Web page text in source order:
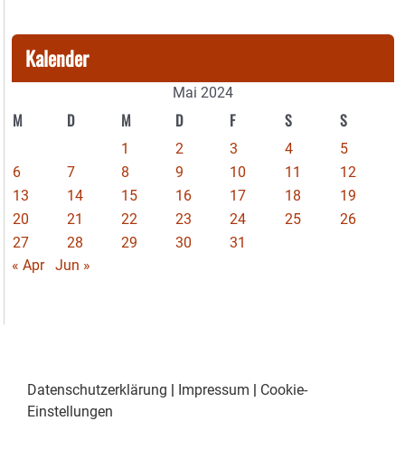
Kalender
Mai 2024
M D M D F S S
1 2 3 4
5
6
7 8 9 10 11
12
13
14 15 16 17 18
19
20
21 22 23 24 25
26
27
28 29 30
31
« Apr
Jun »
Datenschutzerklärung | Impressum | Cookie-
Einstellungen